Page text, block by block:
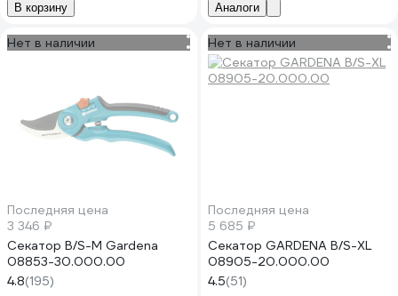
В корзину Аналоги
Нет в наличии
Последняя цена
3 346 ₽
Секатор B/S-M Gardena
08853-30.000.00
4.8(195)
Нет в наличии
Последняя цена
5 685 ₽
Секатор GARDENA B/S-XL
08905-20.000.00
4.5(51)